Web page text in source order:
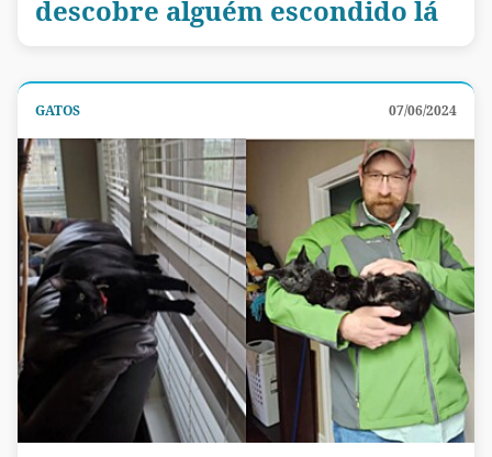
descobre alguém escondido lá
GATOS 07/06/2024